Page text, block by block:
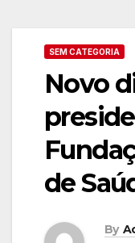
SEM CATEGORIA
Novo
de
By